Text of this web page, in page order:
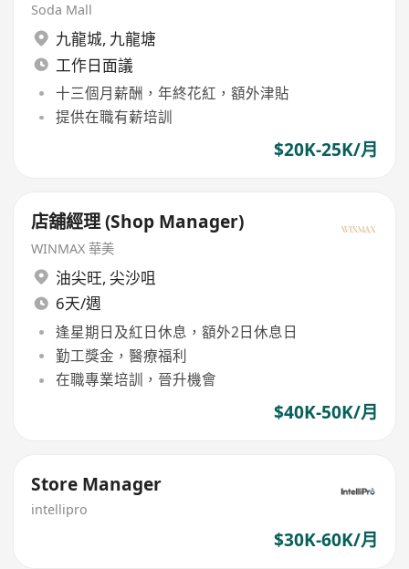
Soda Mall
九龍城, 九龍塘
工作日面議
十三個月薪酬，年終花紅，額外津貼
提供在職有薪培訓
$20K-25K/月
店舖經理 (Shop Manager)
WINMAX 華美
油尖旺, 尖沙咀
6天/週
逢星期日及紅日休息，額外2日休息日
勤工獎金，醫療福利
在職專業培訓，晉升機會
$40K-50K/月
Store Manager
intellipro
$30K-60K/月